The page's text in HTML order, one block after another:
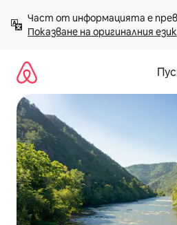
към
съдържанието
Показване на оригиналния език